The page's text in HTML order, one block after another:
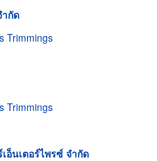
ำกัด
Trimmings
Trimmings
อ็นเตอร์ไพรซ์ จำกัด